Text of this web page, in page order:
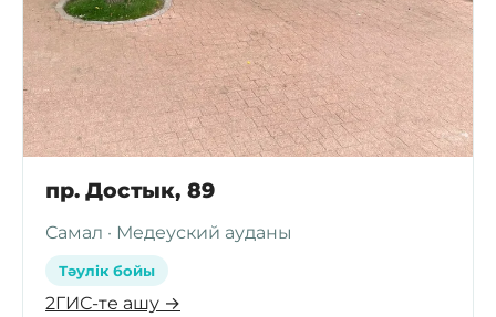
пр. Достык, 89
Самал · Медеуский ауданы
Тәулік бойы
2ГИС-те ашу →